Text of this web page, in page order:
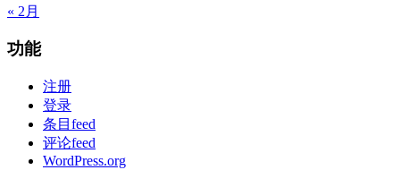
« 2月
功能
注册
登录
条目feed
评论feed
WordPress.org